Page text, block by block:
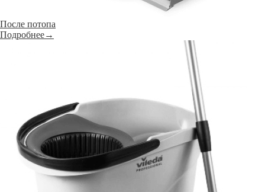
После потопа
Подробнее→